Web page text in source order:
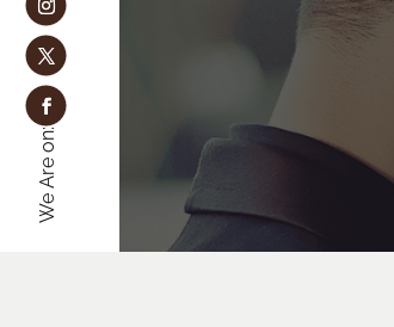
We Are on: